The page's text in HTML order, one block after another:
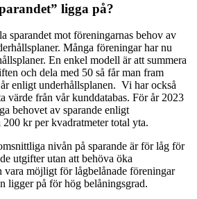
ligga på?
sparandet mot föreningarnas behov av
Många föreningar har nu
En enkel modell är att summera
och dela med 50 så får man fram
enligt underhållsplanen. Vi har också
värde från vår kunddatabas. För år 2023
behovet av sparande enligt
kr per kvadratmeter total yta.
nivån på sparande är för låg för
utgifter utan att behöva öka
vara möjligt för lågbelånade föreningar
ligger på för hög belåningsgrad.